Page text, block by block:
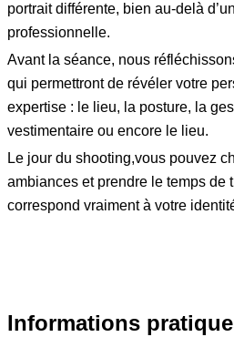
portrait différente, bien au-delà
professionnelle.
Avant la séance, nous
qui permettront de révéler votre
expertise : le lieu, la posture, la
vestimentaire ou encore le lieu.
Le jour du shooting,vous pouvez
ambiances et prendre le temps de
correspond vraiment à votre
Informations